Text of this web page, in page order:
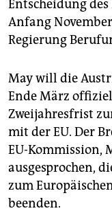
Entscheidung
Anfang
Regierung
May will die
Ende März
Zweijahresfrist
mit der EU. Der
EU-Kommission,
ausgesprochen,
zum
beenden.